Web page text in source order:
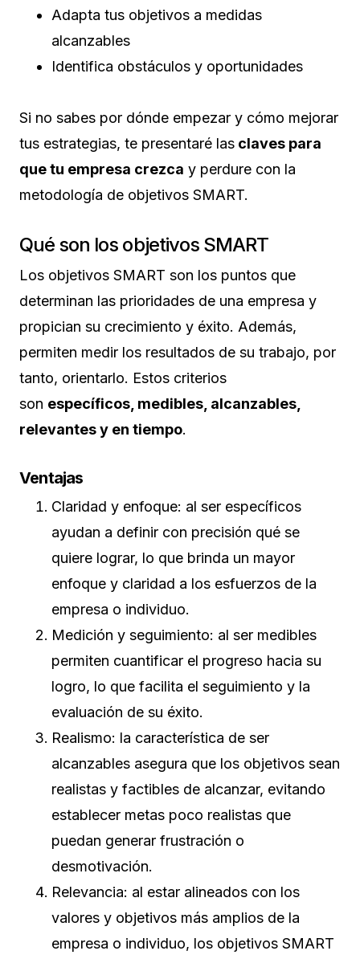
Adapta tus objetivos a medidas
alcanzables
Identifica obstáculos y oportunidades
Si no sabes por dónde empezar y cómo mejorar
tus estrategias, te presentaré las claves para
que tu empresa crezca y perdure con la
metodología de objetivos SMART.
Qué son los objetivos SMART
Los objetivos SMART son los puntos que
determinan las prioridades de una empresa y
propician su crecimiento y éxito. Además,
permiten medir los resultados de su trabajo, por
tanto, orientarlo. Estos criterios
son específicos, medibles, alcanzables,
relevantes y en tiempo.
Ventajas
Claridad y enfoque: al ser específicos
ayudan a definir con precisión qué se
quiere lograr, lo que brinda un mayor
enfoque y claridad a los esfuerzos de la
empresa o individuo.
Medición y seguimiento: al ser medibles
permiten cuantificar el progreso hacia su
logro, lo que facilita el seguimiento y la
evaluación de su éxito.
Realismo: la característica de ser
alcanzables asegura que los objetivos sean
realistas y factibles de alcanzar, evitando
establecer metas poco realistas que
puedan generar frustración o
desmotivación.
Relevancia: al estar alineados con los
valores y objetivos más amplios de la
empresa o individuo, los objetivos SMART